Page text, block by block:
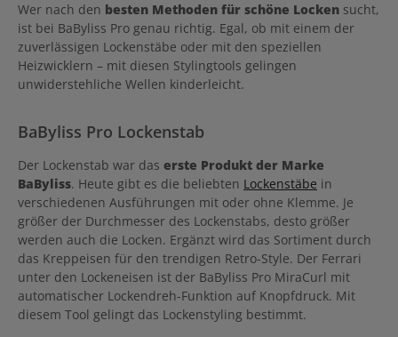
Wer nach den besten Methoden für schöne Locken sucht,
ist bei BaByliss Pro genau richtig. Egal, ob mit einem der
zuverlässigen Lockenstäbe oder mit den speziellen
Heizwicklern – mit diesen Stylingtools gelingen
unwiderstehliche Wellen kinderleicht.
BaByliss Pro Lockenstab
Der Lockenstab war das erste Produkt der Marke
BaByliss. Heute gibt es die beliebten Lockenstäbe in
verschiedenen Ausführungen mit oder ohne Klemme. Je
größer der Durchmesser des Lockenstabs, desto größer
werden auch die Locken. Ergänzt wird das Sortiment durch
das Kreppeisen für den trendigen Retro-Style. Der Ferrari
unter den Lockeneisen ist der BaByliss Pro MiraCurl mit
automatischer Lockendreh-Funktion auf Knopfdruck. Mit
diesem Tool gelingt das Lockenstyling bestimmt.